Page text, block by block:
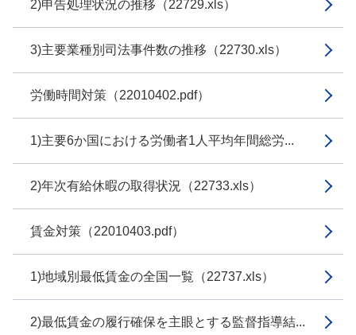
2)申告処理状況の推移（22729.xls）
3)主要業種別司法事件数の推移（22730.xls）
労働時間対策（22010402.pdf）
1)主要6か国における労働者1人平均年間総労...
2)年次有給休暇の取得状況（22733.xls）
賃金対策（22010403.pdf）
1)地域別最低賃金の全国一覧（22737.xls）
2)最低賃金の履行確保を主眼とする監督指導結...